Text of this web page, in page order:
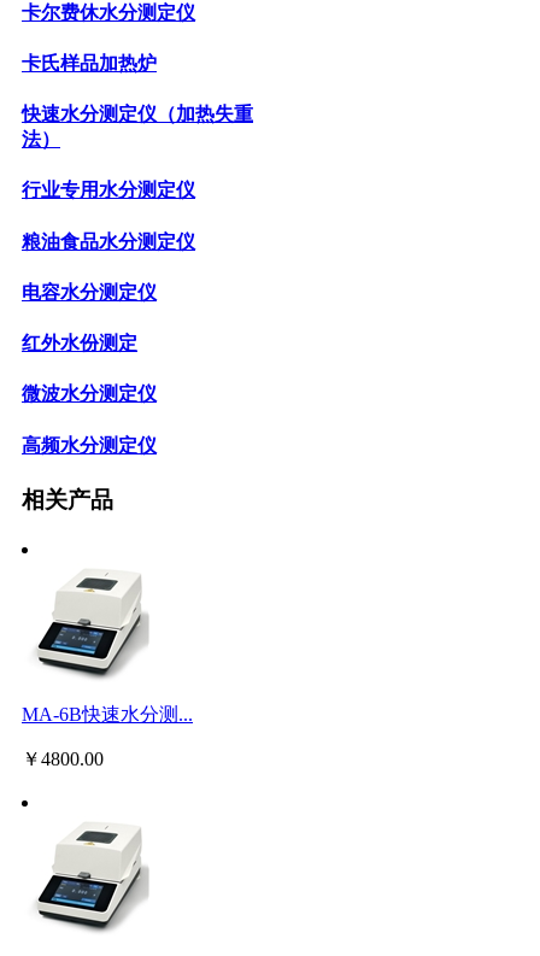
卡尔费休水分测定仪
卡氏样品加热炉
快速水分测定仪（加热失重
法）
行业专用水分测定仪
粮油食品水分测定仪
电容水分测定仪
红外水份测定
微波水分测定仪
高频水分测定仪
相关产品
MA-6B快速水分测...
￥4800.00